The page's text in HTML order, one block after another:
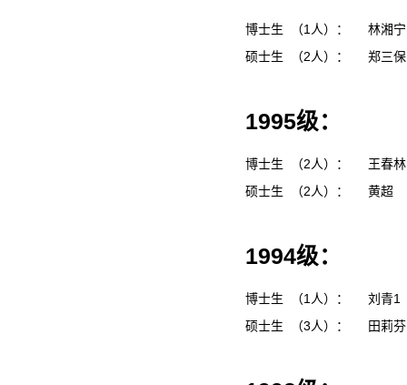
博士生 （1人）：
林湘
硕士生 （2人）：
郑三
1995级：
博士生 （2人）：
王春
硕士生 （2人）：
黄超
1994级：
博士生 （1人）：
刘青1
硕士生 （3人）：
田莉